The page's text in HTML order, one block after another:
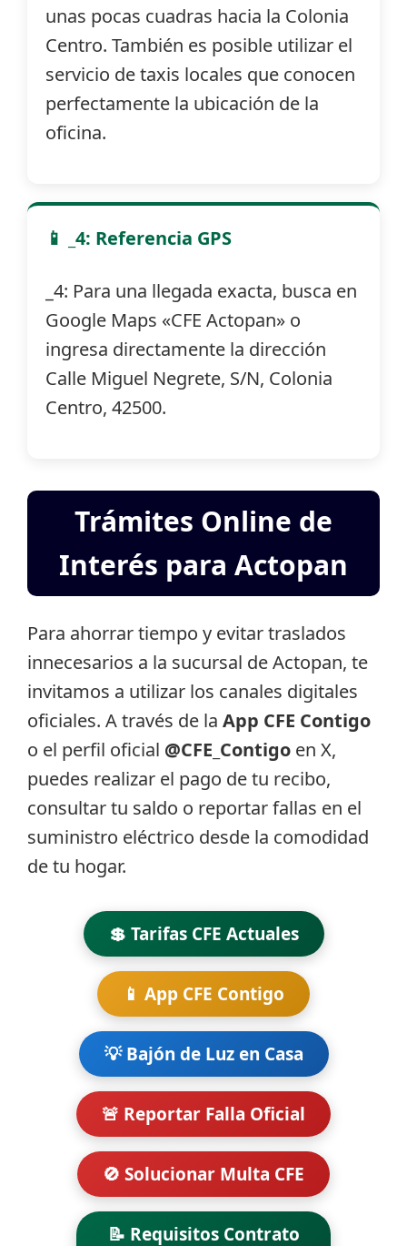
unas pocas cuadras hacia la Colonia
Centro. También es posible utilizar el
servicio de taxis locales que conocen
perfectamente la ubicación de la
oficina.
📱 _4: Referencia GPS
_4: Para una llegada exacta, busca en
Google Maps «CFE Actopan» o
ingresa directamente la dirección
Calle Miguel Negrete, S/N, Colonia
Centro, 42500.
Trámites Online de
Interés para Actopan
Para ahorrar tiempo y evitar traslados
innecesarios a la sucursal de Actopan, te
invitamos a utilizar los canales digitales
oficiales. A través de la App CFE Contigo
o el perfil oficial @CFE_Contigo en X,
puedes realizar el pago de tu recibo,
consultar tu saldo o reportar fallas en el
suministro eléctrico desde la comodidad
de tu hogar.
💲 Tarifas CFE Actuales
📱 App CFE Contigo
💡 Bajón de Luz en Casa
🚨 Reportar Falla Oficial
🚫 Solucionar Multa CFE
📝 Requisitos Contrato